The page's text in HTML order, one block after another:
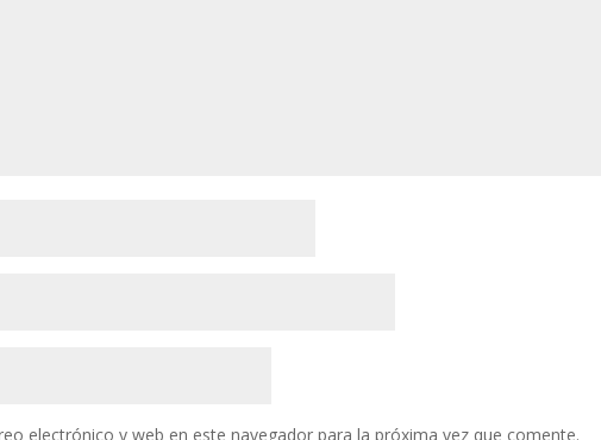
electrónico y web en este navegador para la próxima vez que comente.